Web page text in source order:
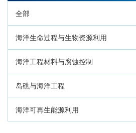
全部
海洋生命过程与生物资源利用
海洋工程材料与腐蚀控制
岛礁与海洋工程
海洋可再生能源利用